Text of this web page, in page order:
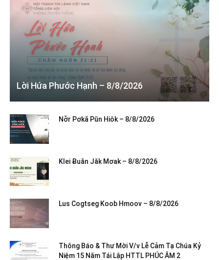
Lời Hứa Phước Hạnh – 8/8/2026
Nơ̆r Pơkă Pŭn Hiôk – 8/8/2026
Klei Ƀuăn Jăk Mơak – 8/8/2026
Lus Cogtseg Koob Hmoov – 8/8/2026
Thông Báo & Thư Mời V/v Lễ Cảm Tạ Chúa Kỷ
Niệm 15 Năm Tái Lập HTTL PHÚC ÂM 2